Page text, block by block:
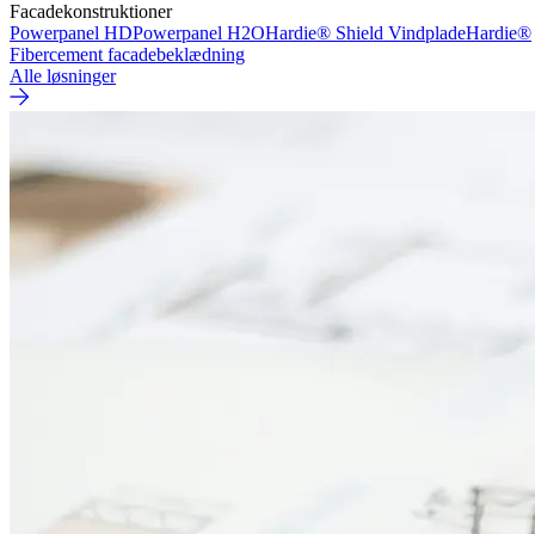
Facadekonstruktioner
Powerpanel HDPowerpanel H2OHardie® Shield VindpladeHardie®
Fibercement facadebeklædning
Alle løsninger